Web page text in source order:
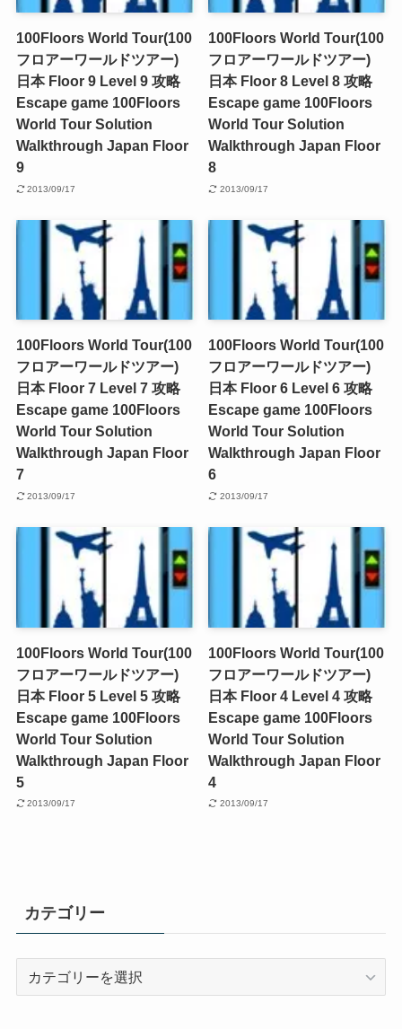
100Floors World Tour(100
フロアーワールドツアー)
日本 Floor 9 Level 9 攻略
Escape game 100Floors
World Tour Solution
Walkthrough Japan Floor
9
2013/09/17
100Floors World Tour(100
フロアーワールドツアー)
日本 Floor 8 Level 8 攻略
Escape game 100Floors
World Tour Solution
Walkthrough Japan Floor
8
2013/09/17
100Floors World Tour(100
フロアーワールドツアー)
日本 Floor 7 Level 7 攻略
Escape game 100Floors
World Tour Solution
Walkthrough Japan Floor
7
2013/09/17
100Floors World Tour(100
フロアーワールドツアー)
日本 Floor 6 Level 6 攻略
Escape game 100Floors
World Tour Solution
Walkthrough Japan Floor
6
2013/09/17
100Floors World Tour(100
フロアーワールドツアー)
日本 Floor 5 Level 5 攻略
Escape game 100Floors
World Tour Solution
Walkthrough Japan Floor
5
2013/09/17
100Floors World Tour(100
フロアーワールドツアー)
日本 Floor 4 Level 4 攻略
Escape game 100Floors
World Tour Solution
Walkthrough Japan Floor
4
2013/09/17
カテゴリー